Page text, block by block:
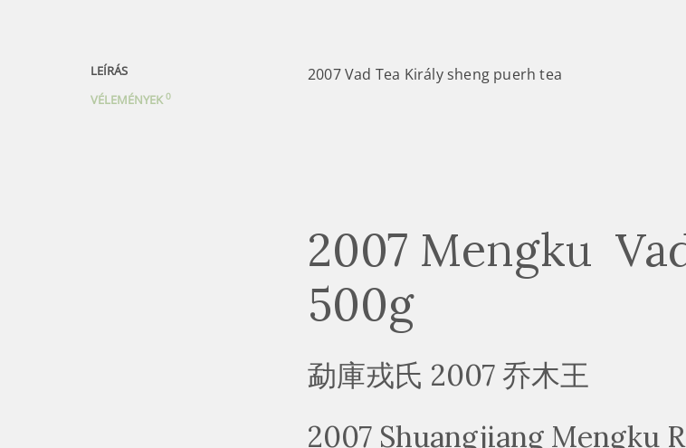
LEÍRÁS
VÉLEMÉNYEK0
2007 Vad Tea Király sheng puerh tea
2007 Mengku
500g
勐庫戎氏 2007 乔木王
2007 Shuangjiang Mengku